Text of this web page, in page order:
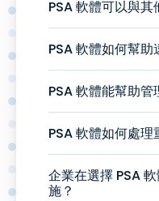
PSA 軟體可以與其
PSA 軟體如何幫助
PSA 軟體能幫助管
PSA 軟體如何處理
企業在選擇 PSA
施？